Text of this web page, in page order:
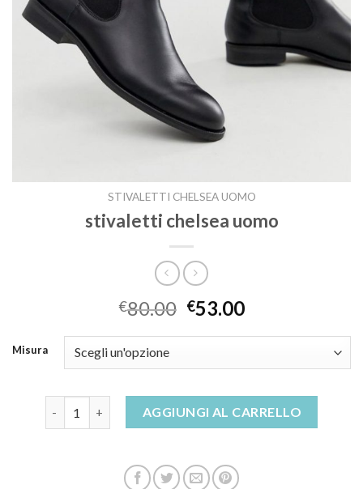
STIVALETTI CHELSEA UOMO
stivaletti chelsea uomo
€80.00 €53.00
Misura
AGGIUNGI AL CARRELLO